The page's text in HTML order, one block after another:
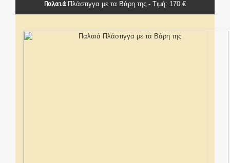
ΠαλαιάΠλάστιγγα με τα Βάρη της - Τιμή: 170 €